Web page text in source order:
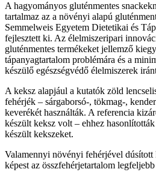
A hagyományos gluténmentes
tartalmaz az a növényi alapú
Semmelweis Egyetem Dietetikai és
fejlesztett ki. Az élelmiszeripari
gluténmentes termékeket jellemző
tápanyagtartalom problémára és a
készülő egészségvédő élelmiszerek
A keksz alapjául a kutatók zöld
fehérjék – sárgaborsó-, tökmag-,
keverékét használták. A referencia
készült keksz volt – ehhez
készült kekszeket.
Valamennyi növényi fehérjével dúsított
képest az összfehérjetartalom